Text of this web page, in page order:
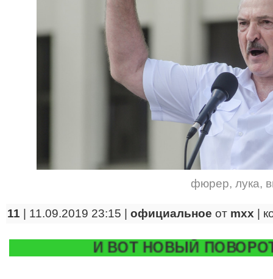
фюрер, лука,
11 | 11.09.2019 23:15 | официальное от mxx
И ВОТ НОВЫЙ ПОВОРОТ